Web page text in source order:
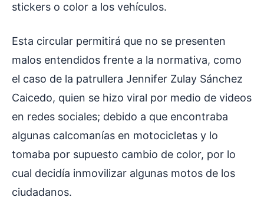
stickers o color a los vehículos.
Esta circular permitirá que no se presenten
malos entendidos frente a la normativa, como
el caso de la patrullera Jennifer Zulay Sánchez
Caicedo, quien se hizo viral por medio de videos
en redes sociales; debido a que encontraba
algunas calcomanías en motocicletas y lo
tomaba por supuesto cambio de color, por lo
cual decidía inmovilizar algunas motos de los
ciudadanos.